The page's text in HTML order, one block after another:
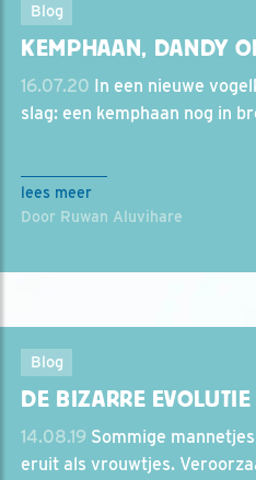
Blog
KEMPHAAN, DANDY
16.07.20 In een nieuwe
slag: een kemphaan nog in
lees meer
Door Ruwan Aluvihare
Blog
DE BIZARRE
14.08.19 Sommige
eruit als vrouwtjes.